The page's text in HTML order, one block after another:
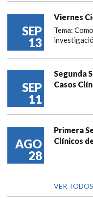
SEP
13
Viernes
Tema:
SEP
11
Segunda
Casos
AGO
28
Primera
Clínicos
VER TODOS